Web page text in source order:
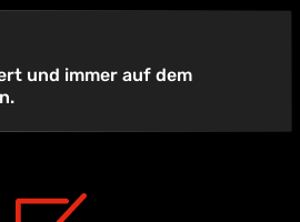
und immer auf dem